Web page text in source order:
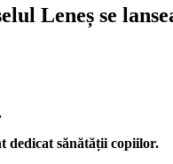
Leneș se
dedicat sănătății copiilor.